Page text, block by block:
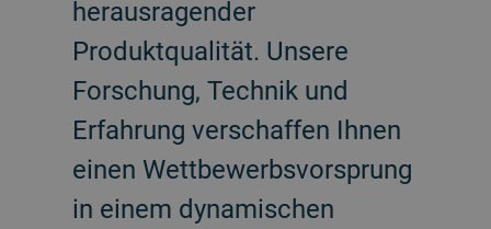
herausragender
Produktqualität. Unsere
Forschung, Technik und
Erfahrung verschaffen Ihnen
einen Wettbewerbsvorsprung
in einem dynamischen